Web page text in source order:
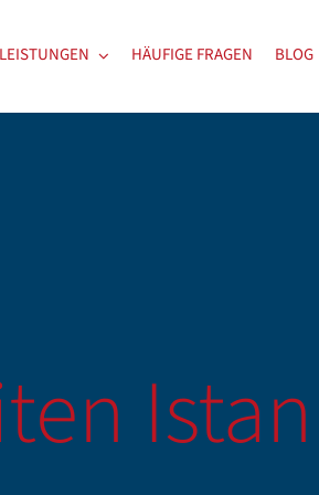
LEISTUNGEN HÄUFIGE FRAGEN BLOG